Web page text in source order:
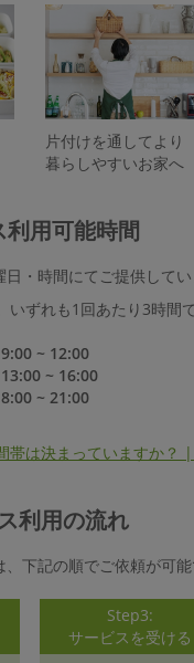
片付けを通してより
暮らしやすいお家へ
利用可能時間
・時間にてご提供してい
ずれも1回あたり3時間で
~ 12:00
~ 16:00
~ 21:00
帯は決まっていますか？
利用の流れ
下記の順でご依頼が可能
Step3:
サービスを受ける